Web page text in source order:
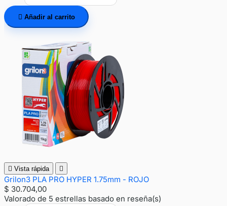
 Añadir al carrito
 Vista rápida 
Grilon3 PLA PRO HYPER 1.75mm - ROJO
$ 30.704,00
Valorado de 5 estrellas basado en reseña(s)